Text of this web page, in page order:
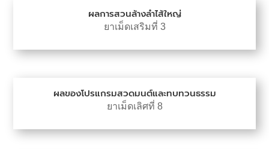
ผลการสวนล้างลำไส้ใหญ่
ยาเม็ดเสริมที่ 3
ผลของโปรแกรมสวดมนต์และทบทวนธรรม
ยาเม็ดเลิศที่ 8